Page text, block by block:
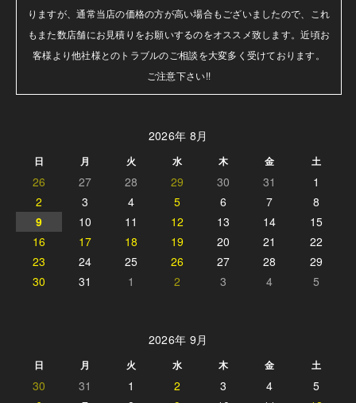
りますが、通常当店の価格の方が高い場合もございましたので、これ
もまた数店舗にお見積りをお願いするのをオススメ致します。近頃お
客様より他社様とのトラブルのご相談を大変多く受けております。
ご注意下さい!!
2026年 8月
日 月 火 水 木 金 土
26 27 28 29 30 31
1
2
3 4 5 6 7
8
9
10 11 12 13 14
15
16
17 18 19 20 21
22
23
24 25 26 27 28
29
30
31 1 2 3 4 5
2026年 9月
日 月 火 水 木 金 土
30 31 1 2 3 4
5